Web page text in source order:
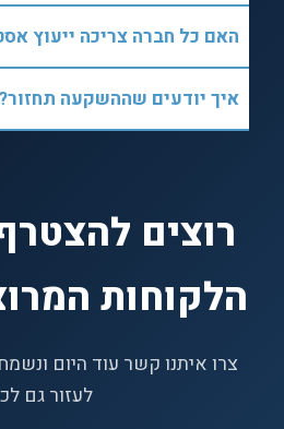
האם כל חברה צריכה ייעוץ
איך יודעים שההשקעה תחזור?
רוצים
הלקוחות
צרו איתנו קשר עוד היום
לעזור גם